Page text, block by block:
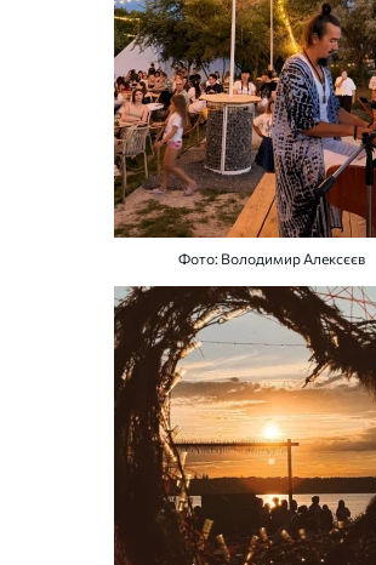
Фото: Володимир Алексєєв